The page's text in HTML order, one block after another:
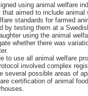
using animal welfare
aimed to include animal
standards for farmed
by testing them at a
using the animal
whether there was
to use all animal welfare
involved complex
several possible areas of
certification of animal